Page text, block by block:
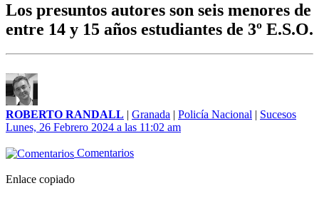
Los presuntos autores son seis menores de
entre 14 y 15 años estudiantes de 3º E.S.O.
ROBERTO RANDALL | Granada | Policía Nacional | Sucesos
Lunes, 26 Febrero 2024 a las 11:02 am
Comentarios
Enlace copiado